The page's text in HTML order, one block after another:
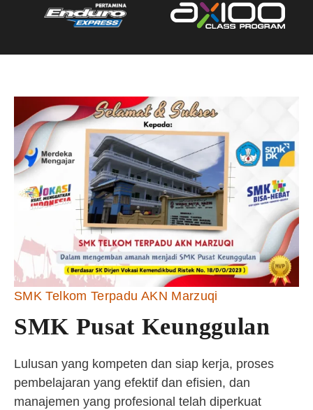
SMK Telkom Terpadu AKN Marzuqi
SMK Pusat Keunggulan
Lulusan yang kompeten dan siap kerja, proses
pembelajaran yang efektif dan efisien, dan
manajemen yang profesional telah diperkuat